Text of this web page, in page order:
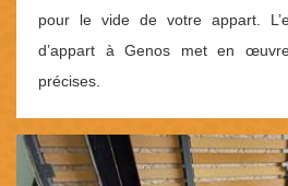
pour le vide de votre appart.
d’appart à Genos met en
précises.